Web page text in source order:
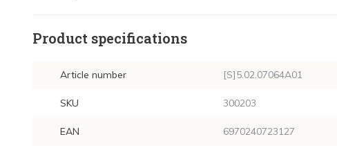
Product specifications
Article number [S]5.02.07064A01
SKU 300203
EAN 6970240723127